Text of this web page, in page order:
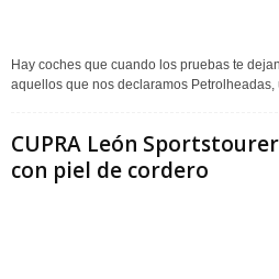
Hay coches que cuando los pruebas te
aquellos que nos declaramos
CUPRA León
con piel de cordero